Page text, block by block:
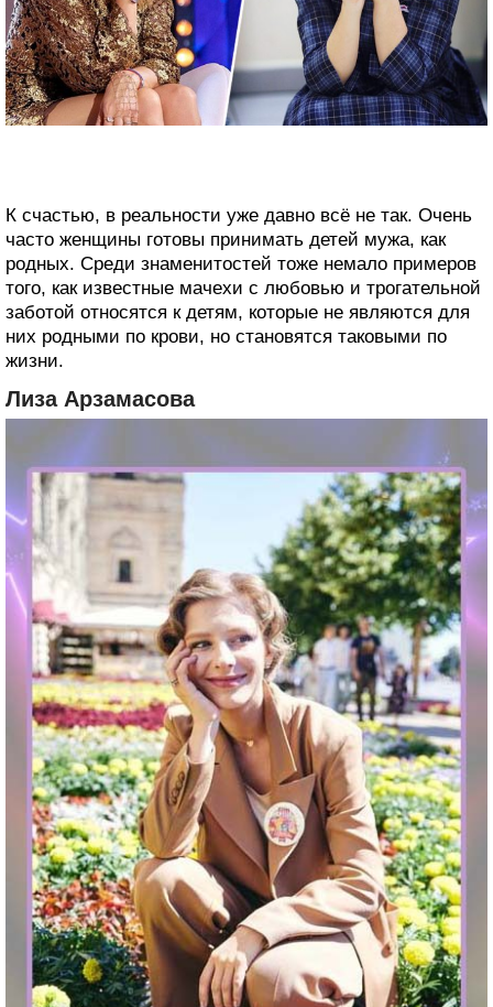
К счастью, в реальности уже давно всё не так. Очень
часто женщины готовы принимать детей мужа, как
родных. Среди знаменитостей тоже немало примеров
того, как известные мачехи с любовью и трогательной
заботой относятся к детям, которые не являются для
них родными по крови, но становятся таковыми по
жизни.
Лиза Арзамасова